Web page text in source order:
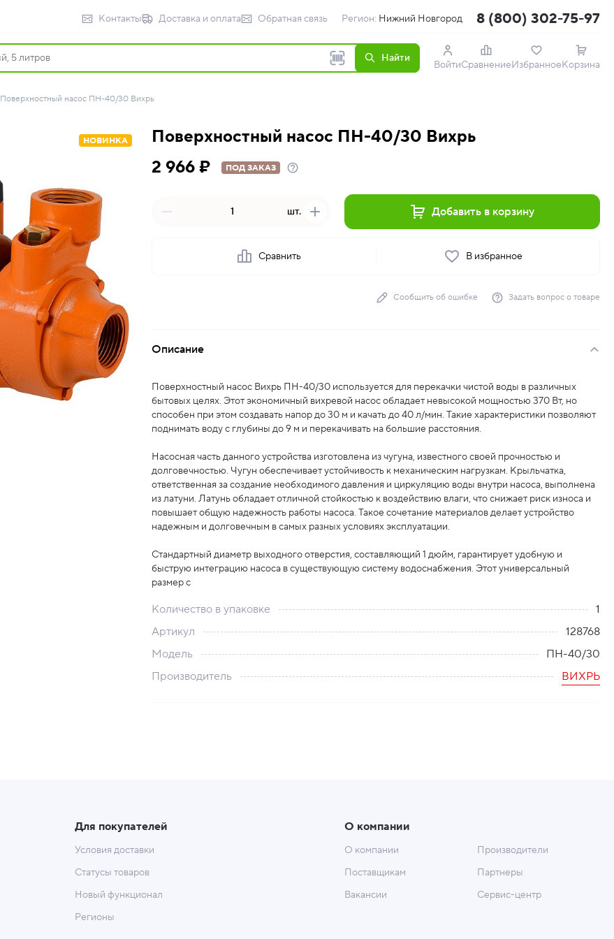
Контакты Доставка и оплата Обратная связь Регион: Нижний Новгород 8 (800) 302-75-97
Найти
ВойтиСравнениеИзбранноеКорзина
Поверхностный насос ПН-40/30 Вихрь
НОВИНКА
Поверхностный насос ПН-40/30 Вихрь
2 966 ₽
ПОД ЗАКАЗ
шт. Добавить в корзину
Сравнить В избранное
Сообщить об ошибке Задать вопрос о товаре
Описание
Поверхностный насос Вихрь ПН-40/30 используется для перекачки чистой воды в различных
бытовых целях. Этот экономичный вихревой насос обладает невысокой мощностью 370 Вт, но
способен при этом создавать напор до 30 м и качать до 40 л/мин. Такие характеристики позволяют
поднимать воду с глубины до 9 м и перекачивать на большие расстояния.
Насосная часть данного устройства изготовлена из чугуна, известного своей прочностью и
долговечностью. Чугун обеспечивает устойчивость к механическим нагрузкам. Крыльчатка,
ответственная за создание необходимого давления и циркуляцию воды внутри насоса, выполнена
из латуни. Латунь обладает отличной стойкостью к воздействию влаги, что снижает риск износа и
повышает общую надежность работы насоса. Такое сочетание материалов делает устройство
надежным и долговечным в самых разных условиях эксплуатации.
Стандартный диаметр выходного отверстия, составляющий 1 дюйм, гарантирует удобную и
быструю интеграцию насоса в существующую систему водоснабжения. Этот универсальный
размер с
Количество в упаковке
1
Артикул
128768
Модель
ПН-40/30
Производитель
ВИХРЬ
Для покупателей
Условия доставки
Статусы товаров
Новый функционал
Регионы
О компании
О компании
Поставщикам
Вакансии
Производители
Партнеры
Сервис-центр